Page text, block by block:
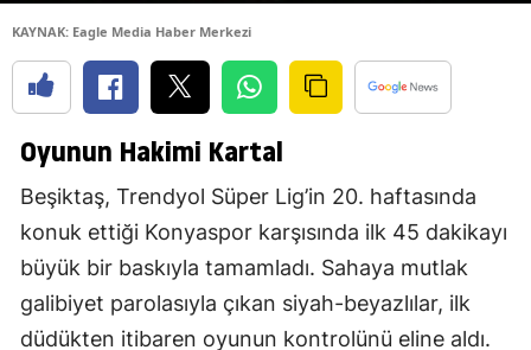
KAYNAK: Eagle Media Haber Merkezi
Oyunun Hakimi Kartal
Beşiktaş, Trendyol Süper Lig’in 20. haftasında
konuk ettiği Konyaspor karşısında ilk 45 dakikayı
büyük bir baskıyla tamamladı. Sahaya mutlak
galibiyet parolasıyla çıkan siyah-beyazlılar, ilk
düdükten itibaren oyunun kontrolünü eline aldı.